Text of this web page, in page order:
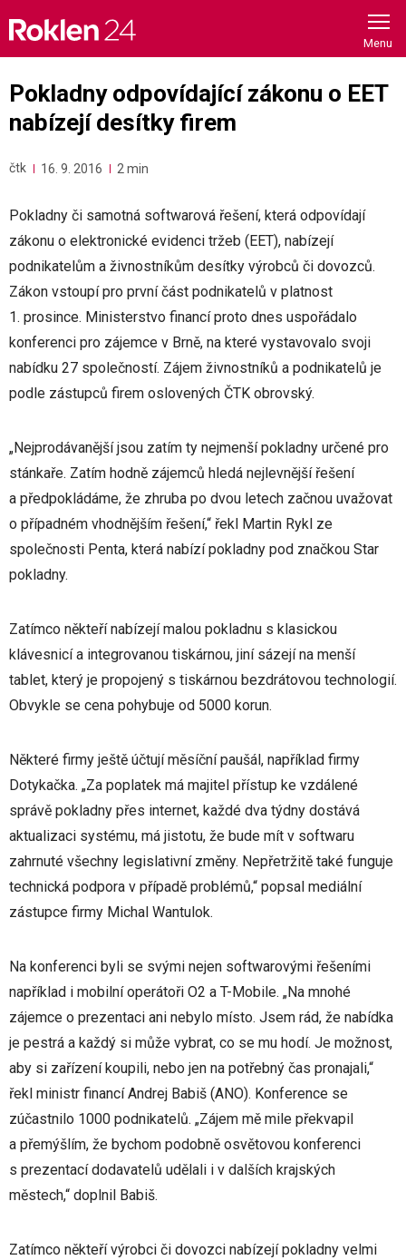
content
Pokladny odpovídající zákonu o EET
nabízejí desítky firem
čtk 16. 9. 2016 2 min
Pokladny či samotná softwarová řešení, která odpovídají
zákonu o elektronické evidenci tržeb (EET), nabízejí
podnikatelům a živnostníkům desítky výrobců či dovozců.
Zákon vstoupí pro první část podnikatelů v platnost
1. prosince. Ministerstvo financí proto dnes uspořádalo
konferenci pro zájemce v Brně, na které vystavovalo svoji
nabídku 27 společností. Zájem živnostníků a podnikatelů je
podle zástupců firem oslovených ČTK obrovský.
„Nejprodávanější jsou zatím ty nejmenší pokladny určené pro
stánkaře. Zatím hodně zájemců hledá nejlevnější řešení
a předpokládáme, že zhruba po dvou letech začnou uvažovat
o případném vhodnějším řešení,“ řekl Martin Rykl ze
společnosti Penta, která nabízí pokladny pod značkou Star
pokladny.
Zatímco někteří nabízejí malou pokladnu s klasickou
klávesnicí a integrovanou tiskárnou, jiní sázejí na menší
tablet, který je propojený s tiskárnou bezdrátovou technologií.
Obvykle se cena pohybuje od 5000 korun.
Některé firmy ještě účtují měsíční paušál, například firmy
Dotykačka. „Za poplatek má majitel přístup ke vzdálené
správě pokladny přes internet, každé dva týdny dostává
aktualizaci systému, má jistotu, že bude mít v softwaru
zahrnuté všechny legislativní změny. Nepřetržitě také funguje
technická podpora v případě problémů,“ popsal mediální
zástupce firmy Michal Wantulok.
Na konferenci byli se svými nejen softwarovými řešeními
například i mobilní operátoři O2 a T-Mobile. „Na mnohé
zájemce o prezentaci ani nebylo místo. Jsem rád, že nabídka
je pestrá a každý si může vybrat, co se mu hodí. Je možnost,
aby si zařízení koupili, nebo jen na potřebný čas pronajali,“
řekl ministr financí Andrej Babiš (ANO). Konference se
zúčastnilo 1000 podnikatelů. „Zájem mě mile překvapil
a přemýšlím, že bychom podobně osvětovou konferenci
s prezentací dodavatelů udělali i v dalších krajských
městech,“ doplnil Babiš.
Zatímco někteří výrobci či dovozci nabízejí pokladny velmi